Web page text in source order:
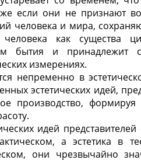
если они не признают
человека и мира,
человека как существа
бытия и принадлежит
измерениях.
непременно в
эстетических идей,
производство, формируя
идей
а эстетика в
они чрезвычайно